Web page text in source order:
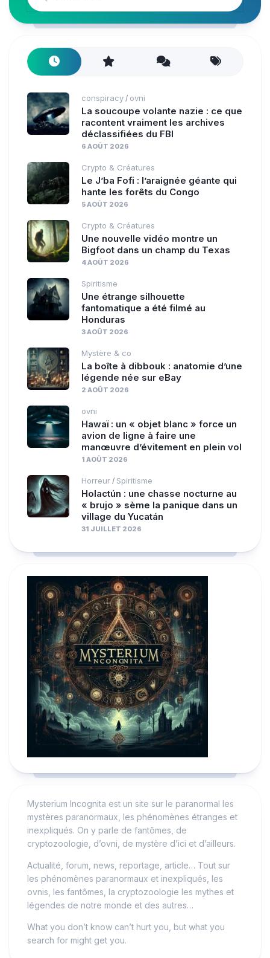
conspiracy / ovni
La soucoupe volante nazie : ce que
racontent vraiment les archives
déclassifiées du FBI
6 AOÛT 2026
Crypto & Créatures
Le J’ba Fofi : l’araignée géante qui
hante les forêts du Congo
5 AOÛT 2026
Crypto & Créatures
Une nouvelle vidéo montre un
Bigfoot dans un champ du Texas
4 AOÛT 2026
Spiritisme
Une étrange silhouette
fantomatique a été filmé au
Honduras
3 AOÛT 2026
Mystère & co
La boîte à dibbouk : anatomie d’une
légende née sur eBay
2 AOÛT 2026
ovni
Hawaï : un « objet blanc » force un
avion de ligne à faire une
manœuvre d’évitement en plein vol
1 AOÛT 2026
Horreur / Spiritisme
Holactún : une chasse nocturne au
« brujo » sème la panique dans un
village du Yucatán
31 JUILLET 2026
Mysterium Incognita est un site sur le paranormal les
mystères paranormaux, les phénomènes étranges et
inexpliqués. On y parle de fantômes, de
cryptozoologie, d’ovni, de mystère d’ici et d’ailleurs.
Actualité, forum, news, reportage, article… Tout sur
les phénomènes paranormaux et inexpliqués, les
ovnis, les fantômes, la cryptozoologie les mythes et
légendes de notre monde et des autres…
What you don’t know can’t hurt you, but what you
search for might get you.